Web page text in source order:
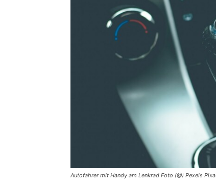
Autofahrer mit Handy am Lenkrad Foto (@) Pexels